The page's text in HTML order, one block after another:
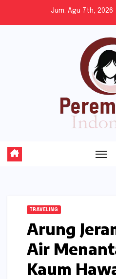
Jum. Agu 7th, 2026
TRAVELING
Arung
Air
Kaum